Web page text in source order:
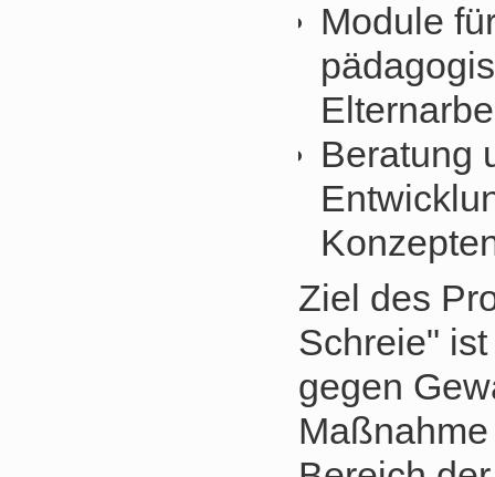
Module
Beratung
Ziel des
Schreie"
gegen